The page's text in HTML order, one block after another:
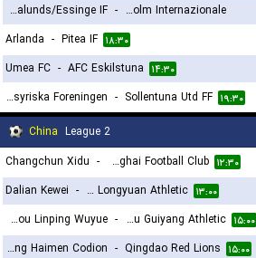
Vasalunds/Essinge IF
- FC Stockholm Internazionale
۱۴:۳۰
Arlanda - Pitea IF ۱۸:۳۰
Umea FC - AFC Eskilstuna ۱۴:۳۰
Assyriska Foreningen
- Sollentuna Utd FF ۱۹:۳۰
China League 2
Changchun Xidu - Shanxi Chongde Ronghai Football Club ۱۲:۳۰
Dalian Kewei - Lanzhou Longyuan Athletic ۱۳:۰۰
Hangzhou Linping Wuyue
- Guizhou Guiyang Athletic ۱۵:۰۰
Nantong Haimen Codion
- Qingdao Red Lions ۱۵:۰۰